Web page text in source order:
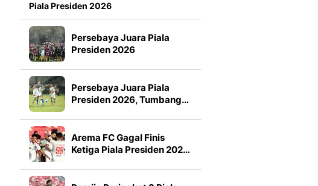
Piala Presiden 2026
Persebaya Juara Piala
Presiden 2026
Persebaya Juara Piala
Presiden 2026, Tumbang…
Arema FC Gagal Finis
Ketiga Piala Presiden 202…